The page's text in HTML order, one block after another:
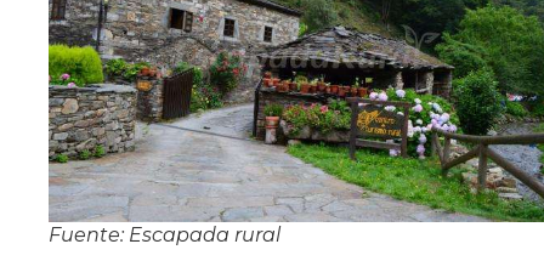
Fuente: Escapada rural